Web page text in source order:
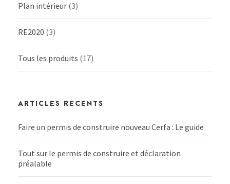
Plan intérieur (3)
RE2020 (3)
Tous les produits (17)
ARTICLES RÉCENTS
Faire un permis de construire nouveau Cerfa : Le guide
Tout sur le permis de construire et déclaration
préalable